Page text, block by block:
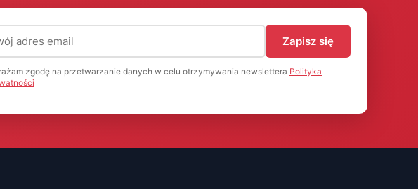
email (wymagany)
Zapisz się
zgodę na przetwarzanie danych w celu otrzymywania newslettera Polityka